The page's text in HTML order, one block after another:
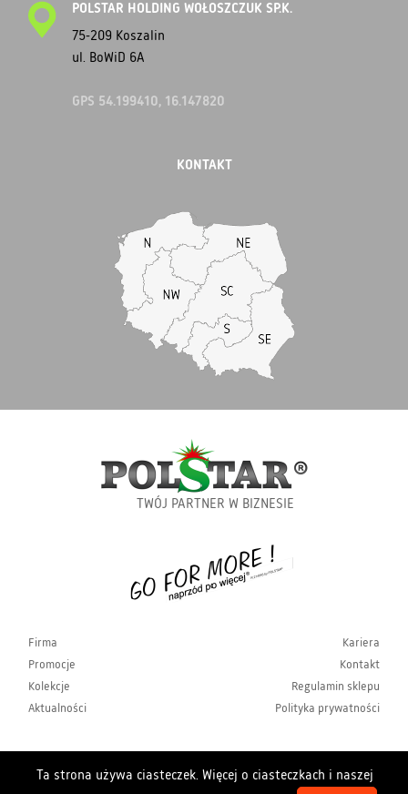
Ta strona używa ciasteczek. Więcej o ciasteczkach i naszej
POLSTAR HOLDING WOŁOSZCZUK SP.K.
75-209 Koszalin
ul. BoWiD 6A
GPS 54.199410, 16.147820
KONTAKT
TWÓJ PARTNER W BIZNESIE
Firma
Promocje
Kolekcje
Aktualności
Kariera
Kontakt
Regulamin sklepu
Polityka prywatności
Copyrights Polstar 2026. All rights reserved. Polstar